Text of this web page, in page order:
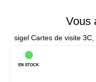
Vous
sigel Cartes de visite
EN STOCK